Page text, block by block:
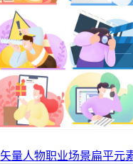
矢量人物职业场景扁平元